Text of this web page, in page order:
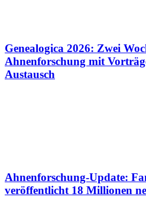
Genealogica 2026: Zwei
Ahnenforschung mit
Austausch
Ahnenforschung-Update:
veröffentlicht 18 Millionen